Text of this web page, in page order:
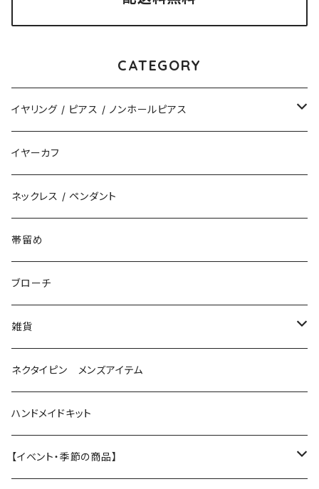
CATEGORY
イヤリング / ピアス / ノンホールピアス
揺れるタイプ
花（直径3cm）
花（直径2.5cm）
揺れないタイプ
花
星
イヤーカフ
ネックレス / ペンダント
帯留め
ブローチ
雑貨
眼鏡ストラップ
目印チャーム
ネクタイピン メンズアイテム
ハンドメイドキット
【イベント・季節の商品】